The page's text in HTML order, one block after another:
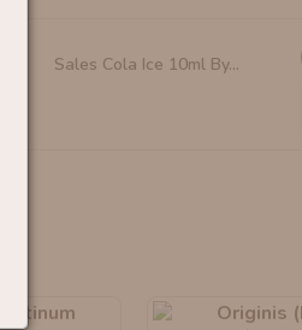
Sales Cola Ice 10ml By...